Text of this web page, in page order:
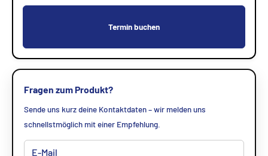
Termin buchen
Fragen zum Produkt?
Sende uns kurz deine Kontaktdaten – wir melden uns
schnellstmöglich mit einer Empfehlung.